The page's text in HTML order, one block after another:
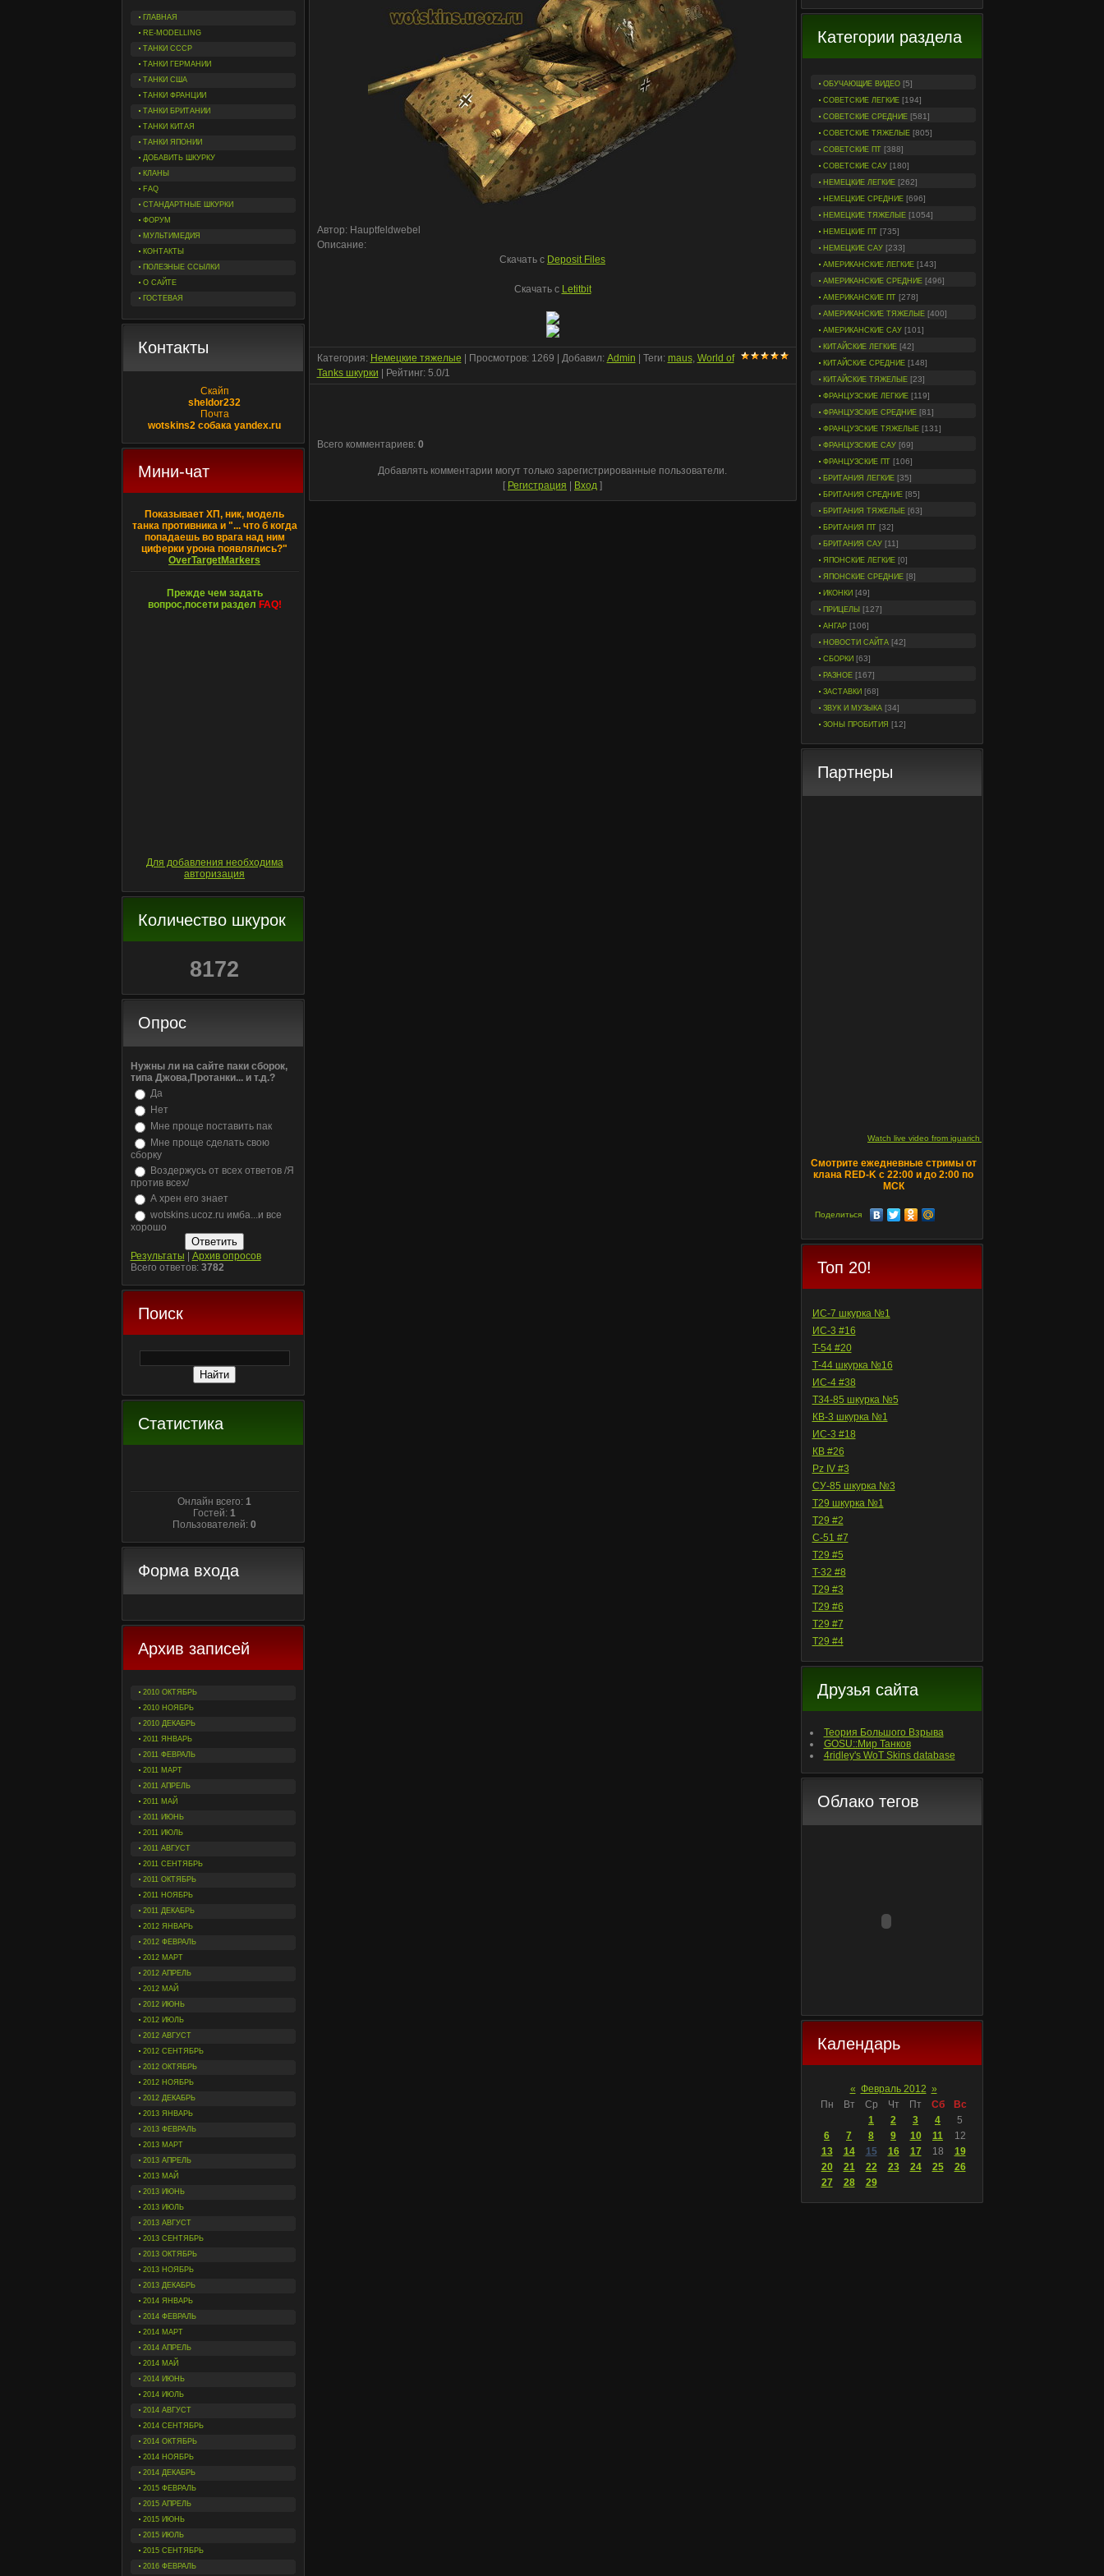
ГЛАВНАЯ
RE-MODELLING
ТАНКИ СССР
ТАНКИ ГЕРМАНИИ
ТАНКИ США
ТАНКИ ФРАНЦИИ
ТАНКИ БРИТАНИИ
ТАНКИ КИТАЯ
ТАНКИ ЯПОНИИ
ДОБАВИТЬ ШКУРКУ
КЛАНЫ
FAQ
СТАНДАРТНЫЕ ШКУРКИ
ФОРУМ
МУЛЬТИМЕДИЯ
КОНТАКТЫ
ПОЛЕЗНЫЕ ССЫЛКИ
О САЙТЕ
ГОСТЕВАЯ
Контакты
Скайп
sheldor232
Почта
wotskins2 собака yandex.ru
Мини-чат
Показывает ХП, ник, модель
танка противника и "... что б когда
попадаешь во врага над ним
циферки урона появлялись?"
OverTargetMarkers
Прежде чем задать
вопрос,посети раздел FAQ!
Для добавления необходима
авторизация
Количество шкурок
8172
Опрос
Нужны ли на сайте паки сборок,
типа Джова,Протанки... и т.д.?
Да
Нет
Мне проще поставить пак
Мне проще сделать свою
сборку
Воздержусь от всех ответов /Я
против всех/
А хрен его знает
wotskins.ucoz.ru имба...и все
хорошо
Результаты
Архив опросов
Всего ответов: 3782
Поиск
Статистика
Онлайн всего: 1
Гостей: 1
Пользователей: 0
Форма входа
Архив записей
2010 ОКТЯБРЬ
2010 НОЯБРЬ
2010 ДЕКАБРЬ
2011 ЯНВАРЬ
2011 ФЕВРАЛЬ
2011 МАРТ
2011 АПРЕЛЬ
2011 МАЙ
2011 ИЮНЬ
2011 ИЮЛЬ
2011 АВГУСТ
2011 СЕНТЯБРЬ
2011 ОКТЯБРЬ
2011 НОЯБРЬ
2011 ДЕКАБРЬ
2012 ЯНВАРЬ
2012 ФЕВРАЛЬ
2012 МАРТ
2012 АПРЕЛЬ
2012 МАЙ
2012 ИЮНЬ
2012 ИЮЛЬ
2012 АВГУСТ
2012 СЕНТЯБРЬ
2012 ОКТЯБРЬ
2012 НОЯБРЬ
2012 ДЕКАБРЬ
2013 ЯНВАРЬ
2013 ФЕВРАЛЬ
2013 МАРТ
2013 АПРЕЛЬ
2013 МАЙ
2013 ИЮНЬ
2013 ИЮЛЬ
2013 АВГУСТ
2013 СЕНТЯБРЬ
2013 ОКТЯБРЬ
2013 НОЯБРЬ
2013 ДЕКАБРЬ
2014 ЯНВАРЬ
2014 ФЕВРАЛЬ
2014 МАРТ
2014 АПРЕЛЬ
2014 МАЙ
2014 ИЮНЬ
2014 ИЮЛЬ
2014 АВГУСТ
2014 СЕНТЯБРЬ
2014 ОКТЯБРЬ
2014 НОЯБРЬ
2014 ДЕКАБРЬ
2015 ФЕВРАЛЬ
2015 АПРЕЛЬ
2015 ИЮНЬ
2015 ИЮЛЬ
2015 СЕНТЯБРЬ
2016 ФЕВРАЛЬ
Категории раздела
ОБУЧАЮЩИЕ ВИДЕО [5]
СОВЕТСКИЕ ЛЕГКИЕ [194]
СОВЕТСКИЕ СРЕДНИЕ [581]
СОВЕТСКИЕ ТЯЖЕЛЫЕ [805]
СОВЕТСКИЕ ПТ [388]
СОВЕТСКИЕ САУ [180]
НЕМЕЦКИЕ ЛЕГКИЕ [262]
НЕМЕЦКИЕ СРЕДНИЕ [696]
НЕМЕЦКИЕ ТЯЖЕЛЫЕ [1054]
НЕМЕЦКИЕ ПТ [735]
НЕМЕЦКИЕ САУ [233]
АМЕРИКАНСКИЕ ЛЕГКИЕ [143]
АМЕРИКАНСКИЕ СРЕДНИЕ [496]
АМЕРИКАНСКИЕ ПТ [278]
АМЕРИКАНСКИЕ ТЯЖЕЛЫЕ [400]
АМЕРИКАНСКИЕ САУ [101]
КИТАЙСКИЕ ЛЕГКИЕ [42]
КИТАЙСКИЕ СРЕДНИЕ [148]
КИТАЙСКИЕ ТЯЖЕЛЫЕ [23]
ФРАНЦУЗСКИЕ ЛЕГКИЕ [119]
ФРАНЦУЗСКИЕ СРЕДНИЕ [81]
ФРАНЦУЗСКИЕ ТЯЖЕЛЫЕ [131]
ФРАНЦУЗСКИЕ САУ [69]
ФРАНЦУЗСКИЕ ПТ [106]
БРИТАНИЯ ЛЕГКИЕ [35]
БРИТАНИЯ СРЕДНИЕ [85]
БРИТАНИЯ ТЯЖЕЛЫЕ [63]
БРИТАНИЯ ПТ [32]
БРИТАНИЯ САУ [11]
ЯПОНСКИЕ ЛЕГКИЕ [0]
ЯПОНСКИЕ СРЕДНИЕ [8]
ИКОНКИ [49]
ПРИЦЕЛЫ [127]
АНГАР [106]
НОВОСТИ САЙТА [42]
СБОРКИ [63]
РАЗНОЕ [167]
ЗАСТАВКИ [68]
ЗВУК И МУЗЫКА [34]
ЗОНЫ ПРОБИТИЯ [12]
Партнеры
Watch live video from iguarich on ru.twitch.tv
Смотрите ежедневные стримы от
клана RED-K с 22:00 и до 2:00 по
МСК
Поделиться
Топ 20!
ИС-7 шкурка №1
ИС-3 #16
T-54 #20
Т-44 шкурка №16
ИС-4 #38
Т34-85 шкурка №5
КВ-3 шкурка №1
ИС-3 #18
КВ #26
Pz IV #3
СУ-85 шкурка №3
T29 шкурка №1
T29 #2
С-51 #7
T29 #5
T-32 #8
T29 #3
T29 #6
T29 #7
T29 #4
Друзья сайта
Теория Большого Взрыва
GOSU::Мир Танков
4ridley's WoT Skins database
Облако тегов
Календарь
« Февраль 2012 »
Пн
Вт Ср Чт Пт Сб
Вс
1
2 3 4
5
6
7 8 9 10 11
12
13
14 15 16 17 18
19
20
21 22 23 24 25
26
27
28 29
Автор: Hauptfeldwebel
Описание:
Скачать c Deposit Files
Скачать с Letitbit
Категория: Немецкие тяжелые Просмотров: 1269 | Добавил: Admin Теги: maus, World of
Tanks шкурки
Рейтинг: 5.0/1
Всего комментариев: 0
Добавлять комментарии могут только зарегистрированные пользователи.
[ Регистрация Вход ]